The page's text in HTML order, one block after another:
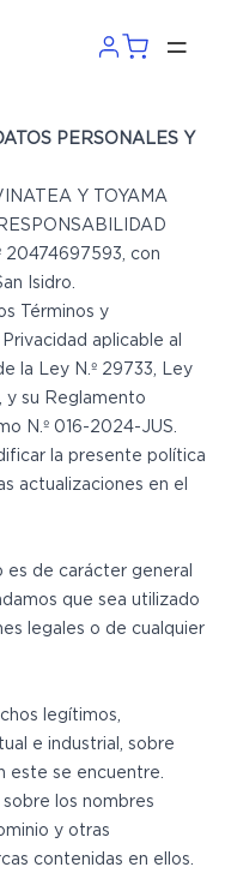
PERSONALES Y
Y TOYAMA
20474697593, con
Isidro.
Términos y
aplicable al
la Ley N.º 29733, Ley
y su Reglamento
N.º 016-2024-JUS.
la presente política
actualizaciones en el
es de carácter general
que sea utilizado
legales o de cualquier
legítimos,
e industrial, sobre
este se encuentre.
los nombres
y otras
contenidas en ellos.